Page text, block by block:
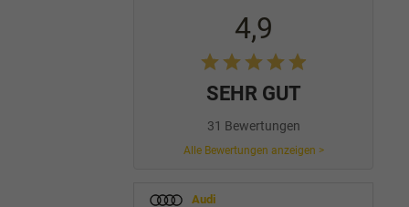
4,9
SEHR GUT
31 Bewertungen
Alle Bewertungen anzeigen >
Audi